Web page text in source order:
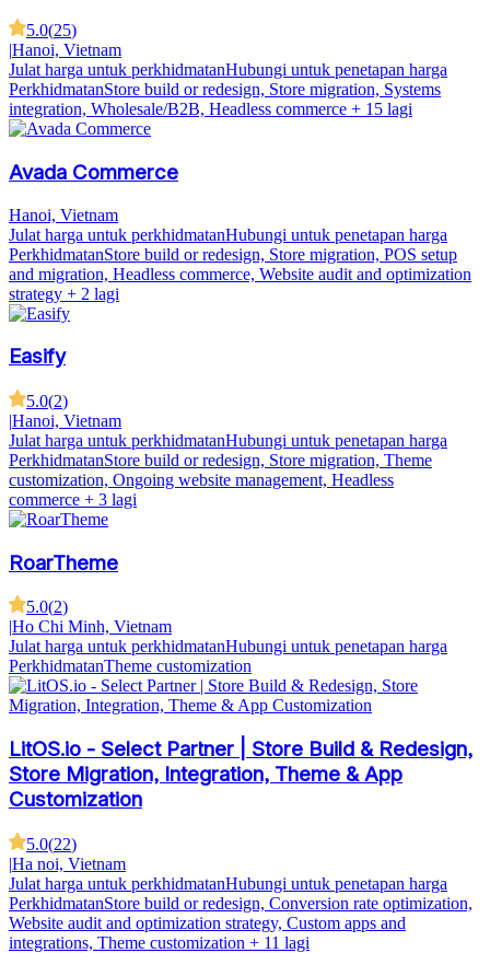
5.0(25)
|Hanoi, Vietnam
Julat harga untuk perkhidmatanHubungi untuk penetapan harga
PerkhidmatanStore build or redesign, Store migration, Systems
integration, Wholesale/B2B, Headless commerce + 15 lagi
Avada Commerce
Hanoi, Vietnam
Julat harga untuk perkhidmatanHubungi untuk penetapan harga
PerkhidmatanStore build or redesign, Store migration, POS setup
and migration, Headless commerce, Website audit and optimization
strategy + 2 lagi
Easify
5.0(2)
|Hanoi, Vietnam
Julat harga untuk perkhidmatanHubungi untuk penetapan harga
PerkhidmatanStore build or redesign, Store migration, Theme
customization, Ongoing website management, Headless
commerce + 3 lagi
RoarTheme
5.0(2)
|Ho Chi Minh, Vietnam
Julat harga untuk perkhidmatanHubungi untuk penetapan harga
PerkhidmatanTheme customization
LitOS.io - Select Partner | Store Build & Redesign,
Store Migration, Integration, Theme & App
Customization
5.0(22)
|Ha noi, Vietnam
Julat harga untuk perkhidmatanHubungi untuk penetapan harga
PerkhidmatanStore build or redesign, Conversion rate optimization,
Website audit and optimization strategy, Custom apps and
integrations, Theme customization + 11 lagi